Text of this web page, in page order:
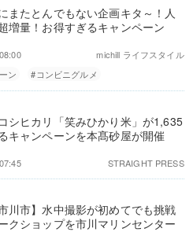
またとんでもない企画キタ～！人
増量！お得すぎるキャンペーン
michill ライフスタイル
ン #コンビニグルメ
シヒカリ「笑みひかり米」が1,635
キャンペーンを本髙砂屋が開催
STRAIGHT PRESS
川市】水中撮影が初めてでも挑戦
クショップを市川マリンセンター